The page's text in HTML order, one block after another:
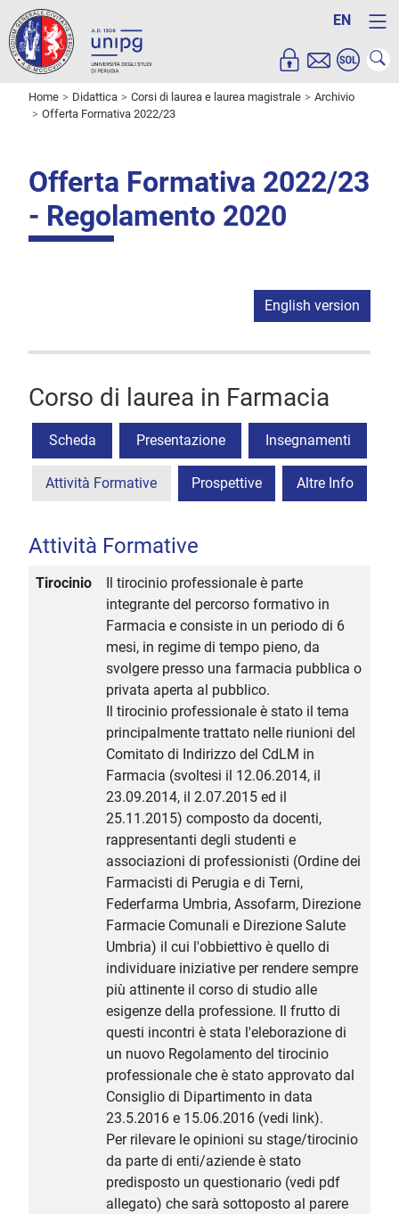
EN
Home Didattica Corsi di laurea e laurea magistrale
Archivio
Offerta Formativa 2022/23
Offerta Formativa 2022/23
- Regolamento 2020
English version
Corso di laurea in Farmacia
Scheda Presentazione Insegnamenti
Attività Formative Prospettive Altre Info
Attività Formative
Tirocinio
Il tirocinio professionale è parte
integrante del percorso formativo in
Farmacia e consiste in un periodo di 6
mesi, in regime di tempo pieno, da
svolgere presso una farmacia pubblica o
privata aperta al pubblico.
Il tirocinio professionale è stato il tema
principalmente trattato nelle riunioni del
Comitato di Indirizzo del CdLM in
Farmacia (svoltesi il 12.06.2014, il
23.09.2014, il 2.07.2015 ed il
25.11.2015) composto da docenti,
rappresentanti degli studenti e
associazioni di professionisti (Ordine dei
Farmacisti di Perugia e di Terni,
Federfarma Umbria, Assofarm, Direzione
Farmacie Comunali e Direzione Salute
Umbria) il cui l'obbiettivo è quello di
individuare iniziative per rendere sempre
più attinente il corso di studio alle
esigenze della professione. Il frutto di
questi incontri è stata l'eleborazione di
un nuovo Regolamento del tirocinio
professionale che è stato approvato dal
Consiglio di Dipartimento in data
23.5.2016 e 15.06.2016 (vedi link).
Per rilevare le opinioni su stage/tirocinio
da parte di enti/aziende è stato
predisposto un questionario (vedi pdf
allegato) che sarà sottoposto al parere